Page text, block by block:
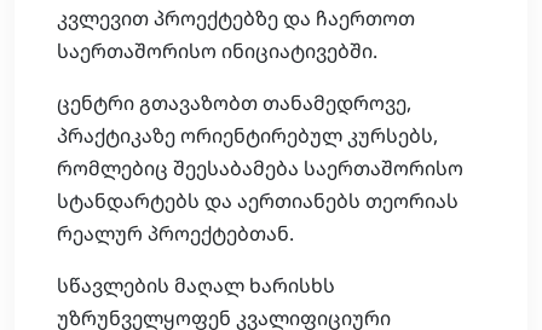
კვლევით პროექტებზე და ჩაერთოთ
საერთაშორისო ინიციატივებში.
ცენტრი გთავაზობთ თანამედროვე,
პრაქტიკაზე ორიენტირებულ კურსებს,
რომლებიც შეესაბამება საერთაშორისო
სტანდარტებს და აერთიანებს თეორიას
რეალურ პროექტებთან.
სწავლების მაღალ ხარისხს
უზრუნველყოფენ კვალიფიციური